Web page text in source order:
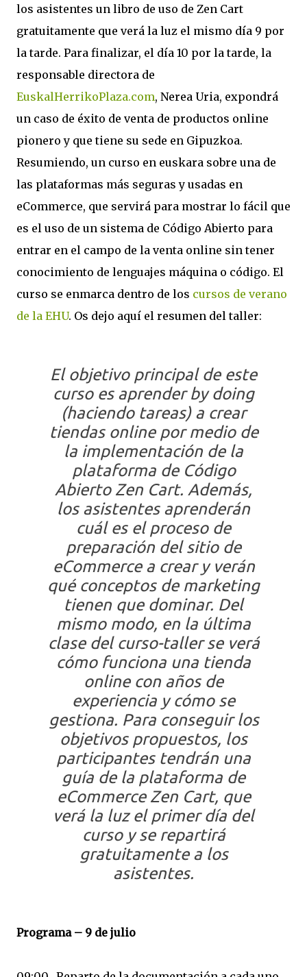
los asistentes un libro de uso de Zen Cart
gratuitamente que verá la luz el mismo día 9 por
la tarde. Para finalizar, el día 10 por la tarde, la
responsable directora de
EuskalHerrikoPlaza.com, Nerea Uria, expondrá
un caso de éxito de venta de productos online
pionero y que tiene su sede en Gipuzkoa.
Resumiendo, un curso en euskara sobre una de
las plataformas más seguras y usadas en
eCommerce, que servirá para mostrar lo fácil que
es el uso de un sistema de Código Abierto para
entrar en el campo de la venta online sin tener
conocimiento de lenguajes máquina o código. El
curso se enmarca dentro de los cursos de verano
de la EHU. Os dejo aquí el resumen del taller:
El objetivo principal de este
curso es aprender by doing
(haciendo tareas) a crear
tiendas online por medio de
la implementación de la
plataforma de Código
Abierto Zen Cart. Además,
los asistentes aprenderán
cuál es el proceso de
preparación del sitio de
eCommerce a crear y verán
qué conceptos de marketing
tienen que dominar. Del
mismo modo, en la última
clase del curso-taller se verá
cómo funciona una tienda
online con años de
experiencia y cómo se
gestiona. Para conseguir los
objetivos propuestos, los
participantes tendrán una
guía de la plataforma de
eCommerce Zen Cart, que
verá la luz el primer día del
curso y se repartirá
gratuitamente a los
asistentes.
Programa – 9 de julio